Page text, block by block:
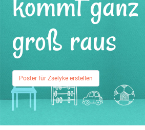
groß raus
Poster für Zselyke erstellen